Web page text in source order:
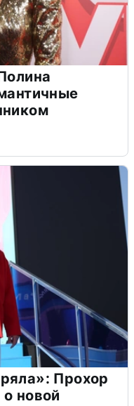
Прохор
новой